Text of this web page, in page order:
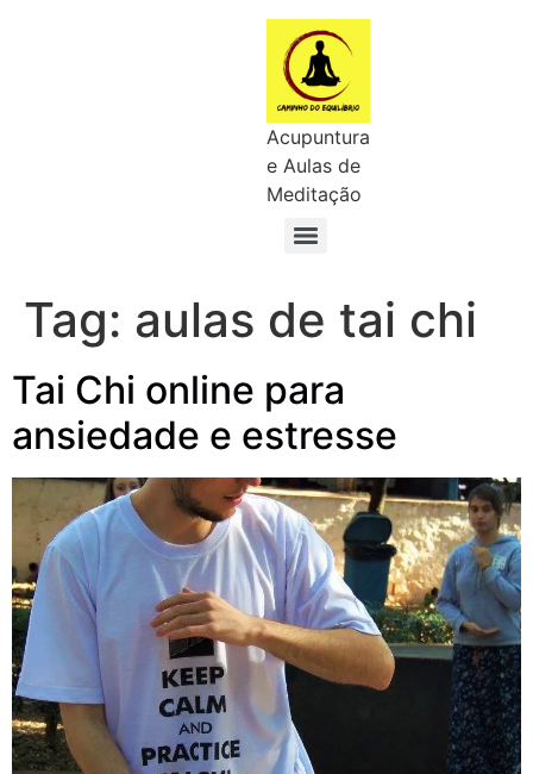
Acupuntura
e Aulas de
Meditação
Tag: aulas de tai chi
Tai Chi online para
ansiedade e estresse